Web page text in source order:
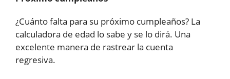
¿Cuánto falta para su próximo cumpleaños? La
calculadora de edad lo sabe y se lo dirá. Una
excelente manera de rastrear la cuenta
regresiva.